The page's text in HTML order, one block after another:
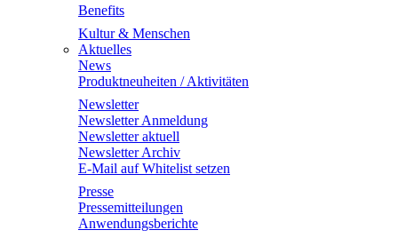
Benefits
Kultur & Menschen
Aktuelles
News
Produktneuheiten / Aktivitäten
Newsletter
Newsletter Anmeldung
Newsletter aktuell
Newsletter Archiv
E-Mail auf Whitelist setzen
Presse
Pressemitteilungen
Anwendungsberichte